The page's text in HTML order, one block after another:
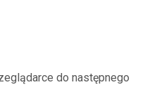
do następnego